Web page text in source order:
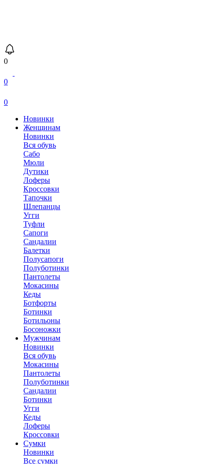
0
0
0
Новинки
Женщинам
Новинки
Вся обувь
Сабо
Мюли
Дутики
Лоферы
Кроссовки
Тапочки
Шлепанцы
Угги
Туфли
Сапоги
Сандалии
Балетки
Полусапоги
Полуботинки
Пантолеты
Мокасины
Кеды
Ботфорты
Ботинки
Ботильоны
Босоножки
Мужчинам
Новинки
Вся обувь
Мокасины
Пантолеты
Полуботинки
Сандалии
Ботинки
Угги
Кеды
Лоферы
Кроссовки
Сумки
Новинки
Все сумки